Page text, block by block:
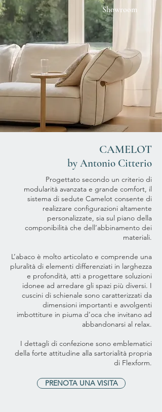
Showroom
CAMELOT
by Antonio Citterio
Progettato secondo un criterio di
modularità avanzata e grande comfort, il
sistema di sedute Camelot consente di
realizzare configurazioni altamente
personalizzate, sia sul piano della
componibilità che dell’abbinamento dei
materiali.
L’abaco è molto articolato e comprende una
pluralità di elementi differenziati in larghezza
e profondità, atti a progettare soluzioni
idonee ad arredare gli spazi più diversi. I
cuscini di schienale sono caratterizzati da
dimensioni importanti e avvolgenti
imbottiture in piuma d’oca che invitano ad
abbandonarsi al relax.
I dettagli di confezione sono emblematici
della forte attitudine alla sartorialità propria
di Flexform.
PRENOTA UNA VISITA